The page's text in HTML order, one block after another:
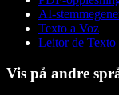
AI-
Texto a Voz
Leitor de Texto
Vis på andre